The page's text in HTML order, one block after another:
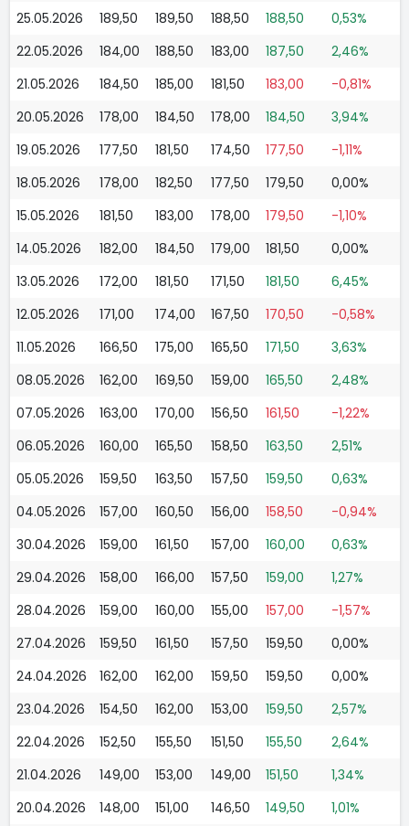
25.05.2026 189,50 189,50 188,50 188,50
0,53%
22.05.2026
184,00 188,50 183,00 187,50
2,46%
21.05.2026
184,50 185,00 181,50 183,00
-0,81%
20.05.2026
178,00 184,50 178,00 184,50
3,94%
19.05.2026
177,50 181,50 174,50 177,50
-1,11%
18.05.2026
178,00 182,50 177,50 179,50
0,00%
15.05.2026
181,50 183,00 178,00 179,50
-1,10%
14.05.2026
182,00 184,50 179,00 181,50
0,00%
13.05.2026
172,00 181,50 171,50 181,50
6,45%
12.05.2026
171,00 174,00 167,50 170,50
-0,58%
11.05.2026
166,50 175,00 165,50 171,50
3,63%
08.05.2026
162,00 169,50 159,00 165,50
2,48%
07.05.2026
163,00 170,00 156,50 161,50
-1,22%
06.05.2026
160,00 165,50 158,50 163,50
2,51%
05.05.2026
159,50 163,50 157,50 159,50
0,63%
04.05.2026
157,00 160,50 156,00 158,50
-0,94%
30.04.2026
159,00 161,50 157,00 160,00
0,63%
29.04.2026
158,00 166,00 157,50 159,00
1,27%
28.04.2026
159,00 160,00 155,00 157,00
-1,57%
27.04.2026
159,50 161,50 157,50 159,50
0,00%
24.04.2026
162,00 162,00 159,50 159,50
0,00%
23.04.2026
154,50 162,00 153,00 159,50
2,57%
22.04.2026
152,50 155,50 151,50 155,50
2,64%
21.04.2026
149,00 153,00 149,00 151,50
1,34%
20.04.2026
148,00 151,00 146,50 149,50
1,01%